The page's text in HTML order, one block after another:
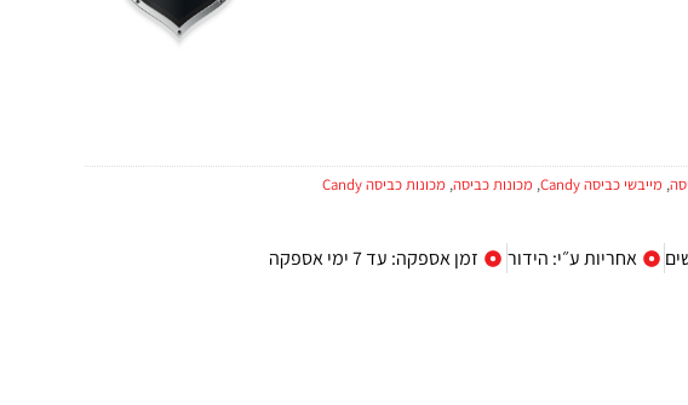
, מייבשי כביסה Candy , מכונות כביסה, מכונות כביסה Candy
אחריות ע״י: הידור זמן אספקה: עד 7 ימי אספקה